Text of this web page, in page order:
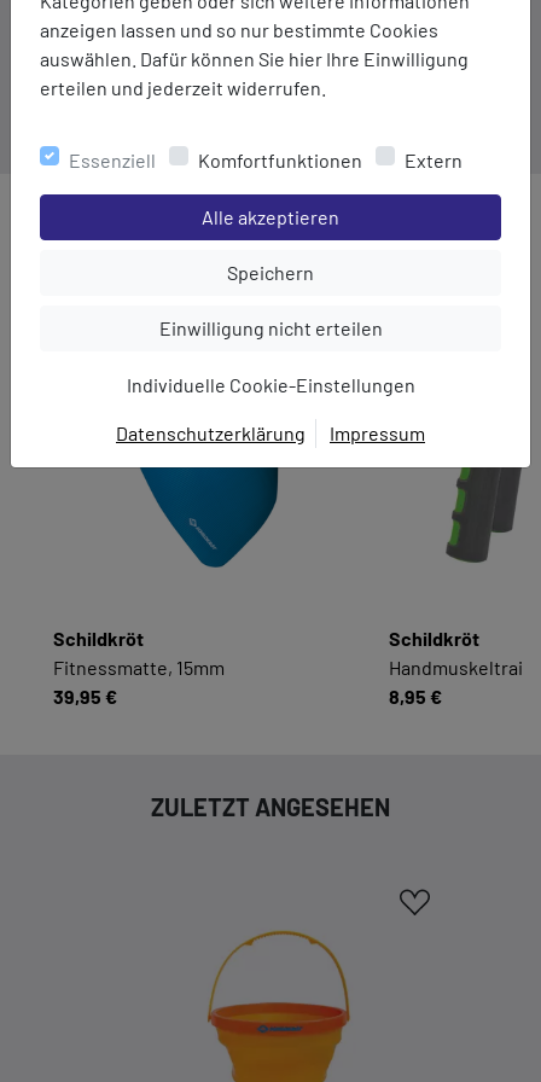
anzeigen lassen und so nur bestimmte Cookies
auswählen. Dafür können Sie hier Ihre Einwilligung
erteilen und jederzeit widerrufen.
Essenziell Komfortfunktionen Extern
Einstellungen speichern für die Gruppe
Alle akzeptieren
Einstellungen speichern für die
Speichern
Einstellungen speichern für die Gruppe
Einwilligung nicht erteilen
Individuelle Cookie-Einstellungen
Datenschutzerklärung Impressum
EINWILLIGUNG ZUR
DATENVERARBEITUNG
Hier finden Sie eine Übersicht über alle verwendeten
Cookies. Sie können Ihre Zustimmung zu ganzen
Alle akzeptieren
Funktionen und sind für die einwandfreie
Funktion dieses Onlineshops erforderlich.
Cookie-Informationen anzeigen
KOMFORTFUNKTIONEN
Boden: 11 cm
Höhe: 4 bis 16 cm
MEHR AUS DER KATEGORIE
Schildkröt
Fitnessmatte, 15mm
39,95 €
Schildkröt
8,95 €
ZULETZT ANGESEHEN